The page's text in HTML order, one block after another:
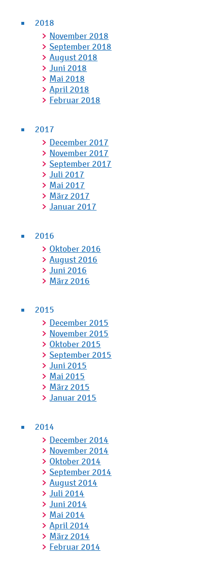
2018
November 2018
September 2018
August 2018
Juni 2018
Mai 2018
April 2018
Februar 2018
2017
December 2017
November 2017
September 2017
Juli 2017
Mai 2017
März 2017
Januar 2017
2016
Oktober 2016
August 2016
Juni 2016
März 2016
2015
December 2015
November 2015
Oktober 2015
September 2015
Juni 2015
Mai 2015
März 2015
Januar 2015
2014
December 2014
November 2014
Oktober 2014
September 2014
August 2014
Juli 2014
Juni 2014
Mai 2014
April 2014
März 2014
Februar 2014